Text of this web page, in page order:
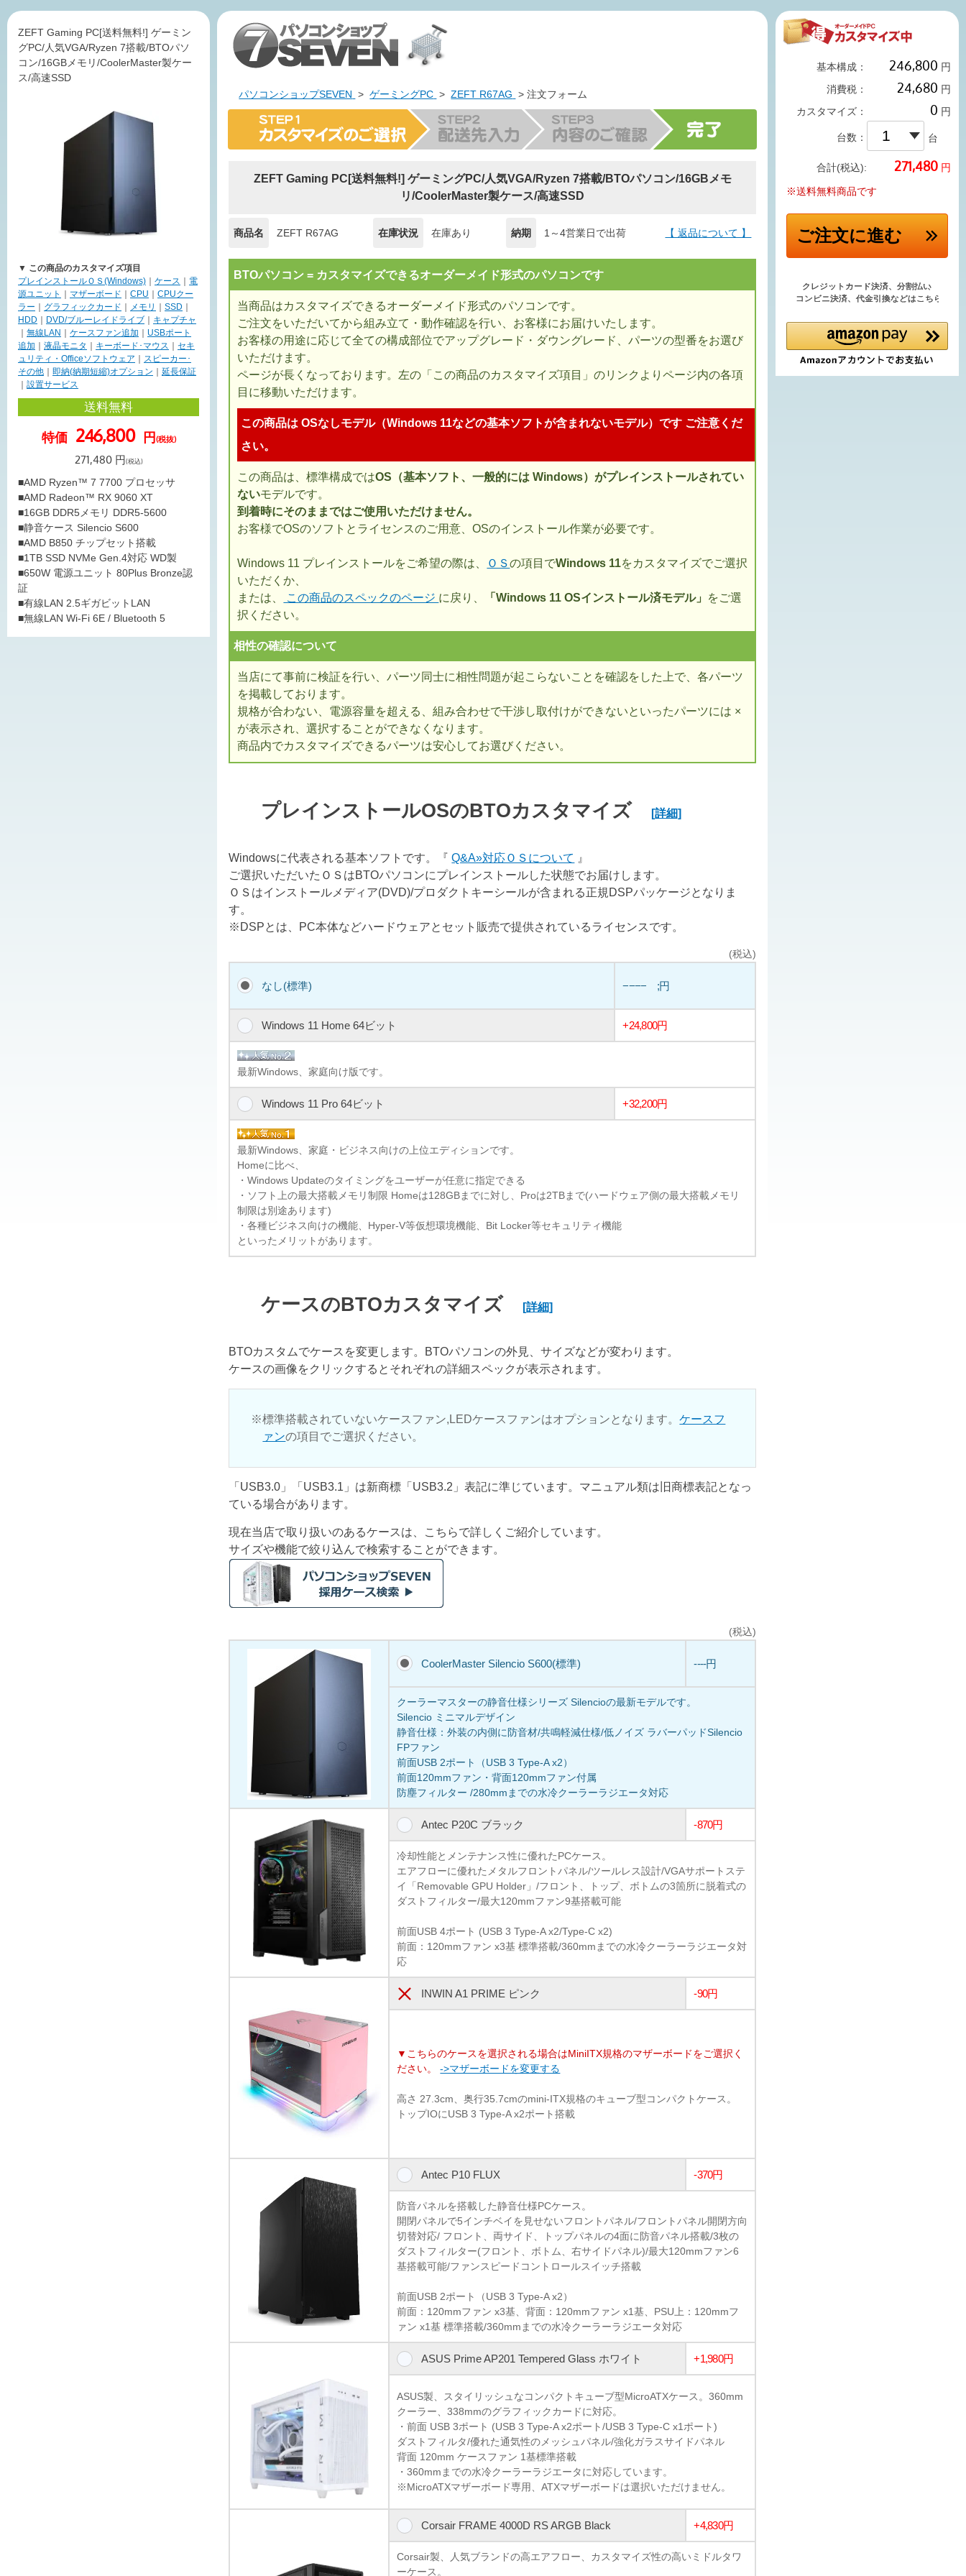
ZEFT Gaming PC[送料無料!] ゲーミン
グPC/人気VGA/Ryzen 7搭載/BTOパソ
コン/16GBメモリ/CoolerMaster製ケー
ス/高速SSD
▼ この商品のカスタマイズ項目
プレインストールＯＳ(Windows)
ケース
電
源ユニット
マザーボード CPU
CPUクー
ラー
グラフィックカード メモリ SSD
HDD
DVD/ブルーレイドライブ
キャプチャ
無線LAN ケースファン追加
USBポート
追加
液晶モニタ キーボード･マウス
セキ
ュリティ・Officeソフトウェア
スピーカー･
その他
即納(納期短縮)オプション
延長保証
設置サービス
送料無料
特価 246,800 円(税抜)
271,480円(税込)
■AMD Ryzen™ 7 7700 プロセッサ
■AMD Radeon™ RX 9060 XT
■16GB DDR5メモリ DDR5-5600
■静音ケース Silencio S600
■AMD B850 チップセット搭載
■1TB SSD NVMe Gen.4対応 WD製
■650W 電源ユニット 80Plus Bronze認
証
■有線LAN 2.5ギガビットLAN
■無線LAN Wi-Fi 6E / Bluetooth 5
パソコンショップSEVEN >ゲーミングPC >ZEFT R67AG > 注文フォーム
ZEFT Gaming PC[送料無料!] ゲーミングPC/人気VGA/Ryzen 7搭載/BTOパソコン/16GBメモ
リ/CoolerMaster製ケース/高速SSD
商品名 ZEFT R67AG 在庫状況 在庫あり 納期 1～4営業日で出荷 【 返品について 】
BTOパソコン = カスタマイズできるオーダーメイド形式のパソコンです
当商品はカスタマイズできるオーダーメイド形式のパソコンです。
ご注文をいただいてから組み立て・動作確認を行い、お客様にお届けいたします。
お客様の用途に応じて全ての構成部位でアップグレード・ダウングレード、パーツの型番をお選び
いただけます。
ページが長くなっております。左の「この商品のカスタマイズ項目」のリンクよりページ内の各項
目に移動いただけます。
この商品は OSなしモデル（Windows 11などの基本ソフトが含まれないモデル）です ご注意くだ
さい。
この商品は、標準構成ではOS（基本ソフト、一般的には Windows）がプレインストールされてい
ないモデルです。
到着時にそのままではご使用いただけません。
お客様でOSのソフトとライセンスのご用意、OSのインストール作業が必要です。
Windows 11 プレインストールをご希望の際は、 ＯＳの項目でWindows 11をカスタマイズでご選択
いただくか、
または、
この商品のスペックのページ に戻り、 「Windows 11 OSインストール済モデル」 をご選
択ください。
相性の確認について
当店にて事前に検証を行い、パーツ同士に相性問題が起こらないことを確認をした上で、各パーツ
を掲載しております。
規格が合わない、電源容量を超える、組み合わせで干渉し取付けができないといったパーツには ×
が表示され、選択することができなくなります。
商品内でカスタマイズできるパーツは安心してお選びください。
プレインストールOSのBTOカスタマイズ[詳細]
Windowsに代表される基本ソフトです。『Q&A»対応ＯＳについて 』
ご選択いただいたＯＳはBTOパソコンにプレインストールした状態でお届けします。
ＯＳはインストールメディア(DVD)/プロダクトキーシールが含まれる正規DSPパッケージとなりま
す。
※DSPとは、PC本体などハードウェアとセット販売で提供されているライセンスです。
(税込)
なし(標準) −−−− ;円
Windows 11 Home 64ビット +24,800円
最新Windows、家庭向け版です。
Windows 11 Pro 64ビット +32,200円
最新Windows、家庭・ビジネス向けの上位エディションです。
Homeに比べ、
・Windows Updateのタイミングをユーザーが任意に指定できる
・ソフト上の最大搭載メモリ制限 Homeは128GBまでに対し、Proは2TBまで(ハードウェア側の最大搭載メモリ
制限は別途あります)
・各種ビジネス向けの機能、Hyper-V等仮想環境機能、Bit Locker等セキュリティ機能
といったメリットがあります。
ケースのBTOカスタマイズ[詳細]
BTOカスタムでケースを変更します。BTOパソコンの外見、サイズなどが変わります。
ケースの画像をクリックするとそれぞれの詳細スペックが表示されます。
標準搭載されていないケースファン,LEDケースファンはオプションとなります。ケースフ
ァンの項目でご選択ください。
「USB3.0」「USB3.1」は新商標「USB3.2」表記に準じています。マニュアル類は旧商標表記となっ
ている場合があります。
現在当店で取り扱いのあるケースは、こちらで詳しくご紹介しています。
サイズや機能で絞り込んで検索することができます。
(税込)
CoolerMaster Silencio S600(標準) ----円
クーラーマスターの静音仕様シリーズ Silencioの最新モデルです。
Silencio ミニマルデザイン
静音仕様：外装の内側に防音材/共鳴軽減仕様/低ノイズ ラバーパッドSilencio
FPファン
前面USB 2ポート（USB 3 Type-A x2）
前面120mmファン・背面120mmファン付属
防塵フィルター /280mmまでの水冷クーラーラジエータ対応
Antec P20C ブラック -870円
冷却性能とメンテナンス性に優れたPCケース。
エアフローに優れたメタルフロントパネル/ツールレス設計/VGAサポートステ
イ「Removable GPU Holder」/フロント、トップ、ボトムの3箇所に脱着式の
ダストフィルター/最大120mmファン9基搭載可能
前面USB 4ポート (USB 3 Type-A x2/Type-C x2)
前面：120mmファン x3基 標準搭載/360mmまでの水冷クーラーラジエータ対
応
INWIN A1 PRIME ピンク -90円
▼こちらのケースを選択される場合はMiniITX規格のマザーボードをご選択く
ださい。->マザーボードを変更する
高さ 27.3cm、奥行35.7cmのmini-ITX規格のキューブ型コンパクトケース。
トップIOにUSB 3 Type-A x2ポート搭載
Antec P10 FLUX -370円
防音パネルを搭載した静音仕様PCケース。
開閉パネルで5インチベイを見せないフロントパネル/フロントパネル開閉方向
切替対応/ フロント、両サイド、トップパネルの4面に防音パネル搭載/3枚の
ダストフィルター(フロント、ボトム、右サイドパネル)/最大120mmファン6
基搭載可能/ファンスピードコントロールスイッチ搭載
前面USB 2ポート（USB 3 Type-A x2）
前面：120mmファン x3基、背面：120mmファン x1基、PSU上：120mmフ
ァン x1基 標準搭載/360mmまでの水冷クーラーラジエータ対応
ASUS Prime AP201 Tempered Glass ホワイト +1,980円
ASUS製、スタイリッシュなコンパクトキューブ型MicroATXケース。360mm
クーラー、338mmのグラフィックカードに対応。
・前面 USB 3ポート (USB 3 Type-A x2ポート/USB 3 Type-C x1ポート)
ダストフィルタ/優れた通気性のメッシュパネル/強化ガラスサイドパネル
背面 120mm ケースファン 1基標準搭載
・360mmまでの水冷クーラーラジエータに対応しています。
※MicroATXマザーボード専用、ATXマザーボードは選択いただけません。
Corsair FRAME 4000D RS ARGB Black +4,830円
Corsair製、人気ブランドの高エアフロー、カスタマイズ性の高いミドルタワ
ーケース。
基本構成：
円
消費税：
円
カスタマイズ：
円
台数： 台
合計(税込): 円
※送料無料商品です
ご注文に進む